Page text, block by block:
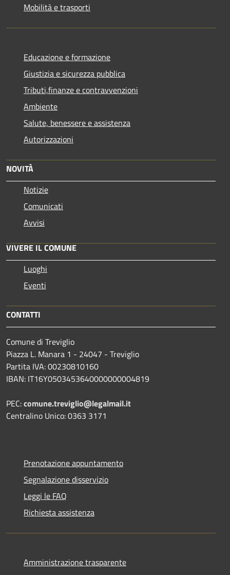
Mobilità e trasporti
Educazione e formazione
Giustizia e sicurezza pubblica
Tributi,finanze e contravvenzioni
Ambiente
Salute, benessere e assistenza
Autorizzazioni
NOVITÀ
Notizie
Comunicati
Avvisi
VIVERE IL COMUNE
Luoghi
Eventi
CONTATTI
Comune di Treviglio
Piazza L. Manara 1 - 24047 - Treviglio
Partita IVA: 00230810160
IBAN: IT16Y0503453640000000004819
PEC:comune.treviglio@legalmail.it
Centralino Unico: 0363 3171
Prenotazione appuntamento
Segnalazione disservizio
Leggi le FAQ
Richiesta assistenza
Amministrazione trasparente